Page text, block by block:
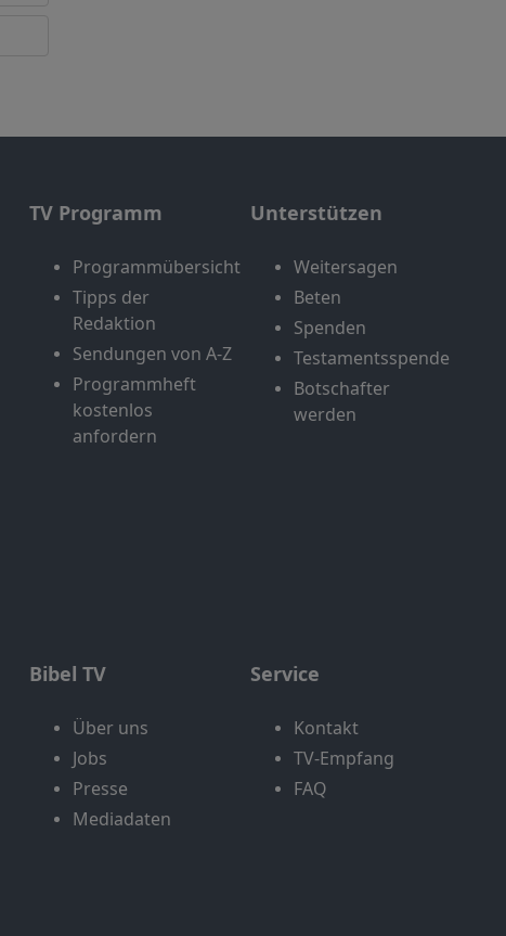
TV Programm
Programmübersicht
Tipps der
Redaktion
Sendungen von A-Z
Programmheft
kostenlos
anfordern
Unterstützen
Weitersagen
Beten
Spenden
Testamentsspende
Botschafter
werden
Bibel TV
Über uns
Jobs
Presse
Mediadaten
Service
Kontakt
TV-Empfang
FAQ